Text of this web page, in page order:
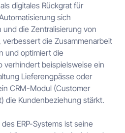
digitales Rückgrat für
sich
die Zentralisierung von
verbessert die Zusammenarbeit
und optimiert die
verhindert beispielsweise ein
Lieferengpässe oder
CRM-Modul (Customer
die Kundenbeziehung stärkt.
ERP-Systems ist seine